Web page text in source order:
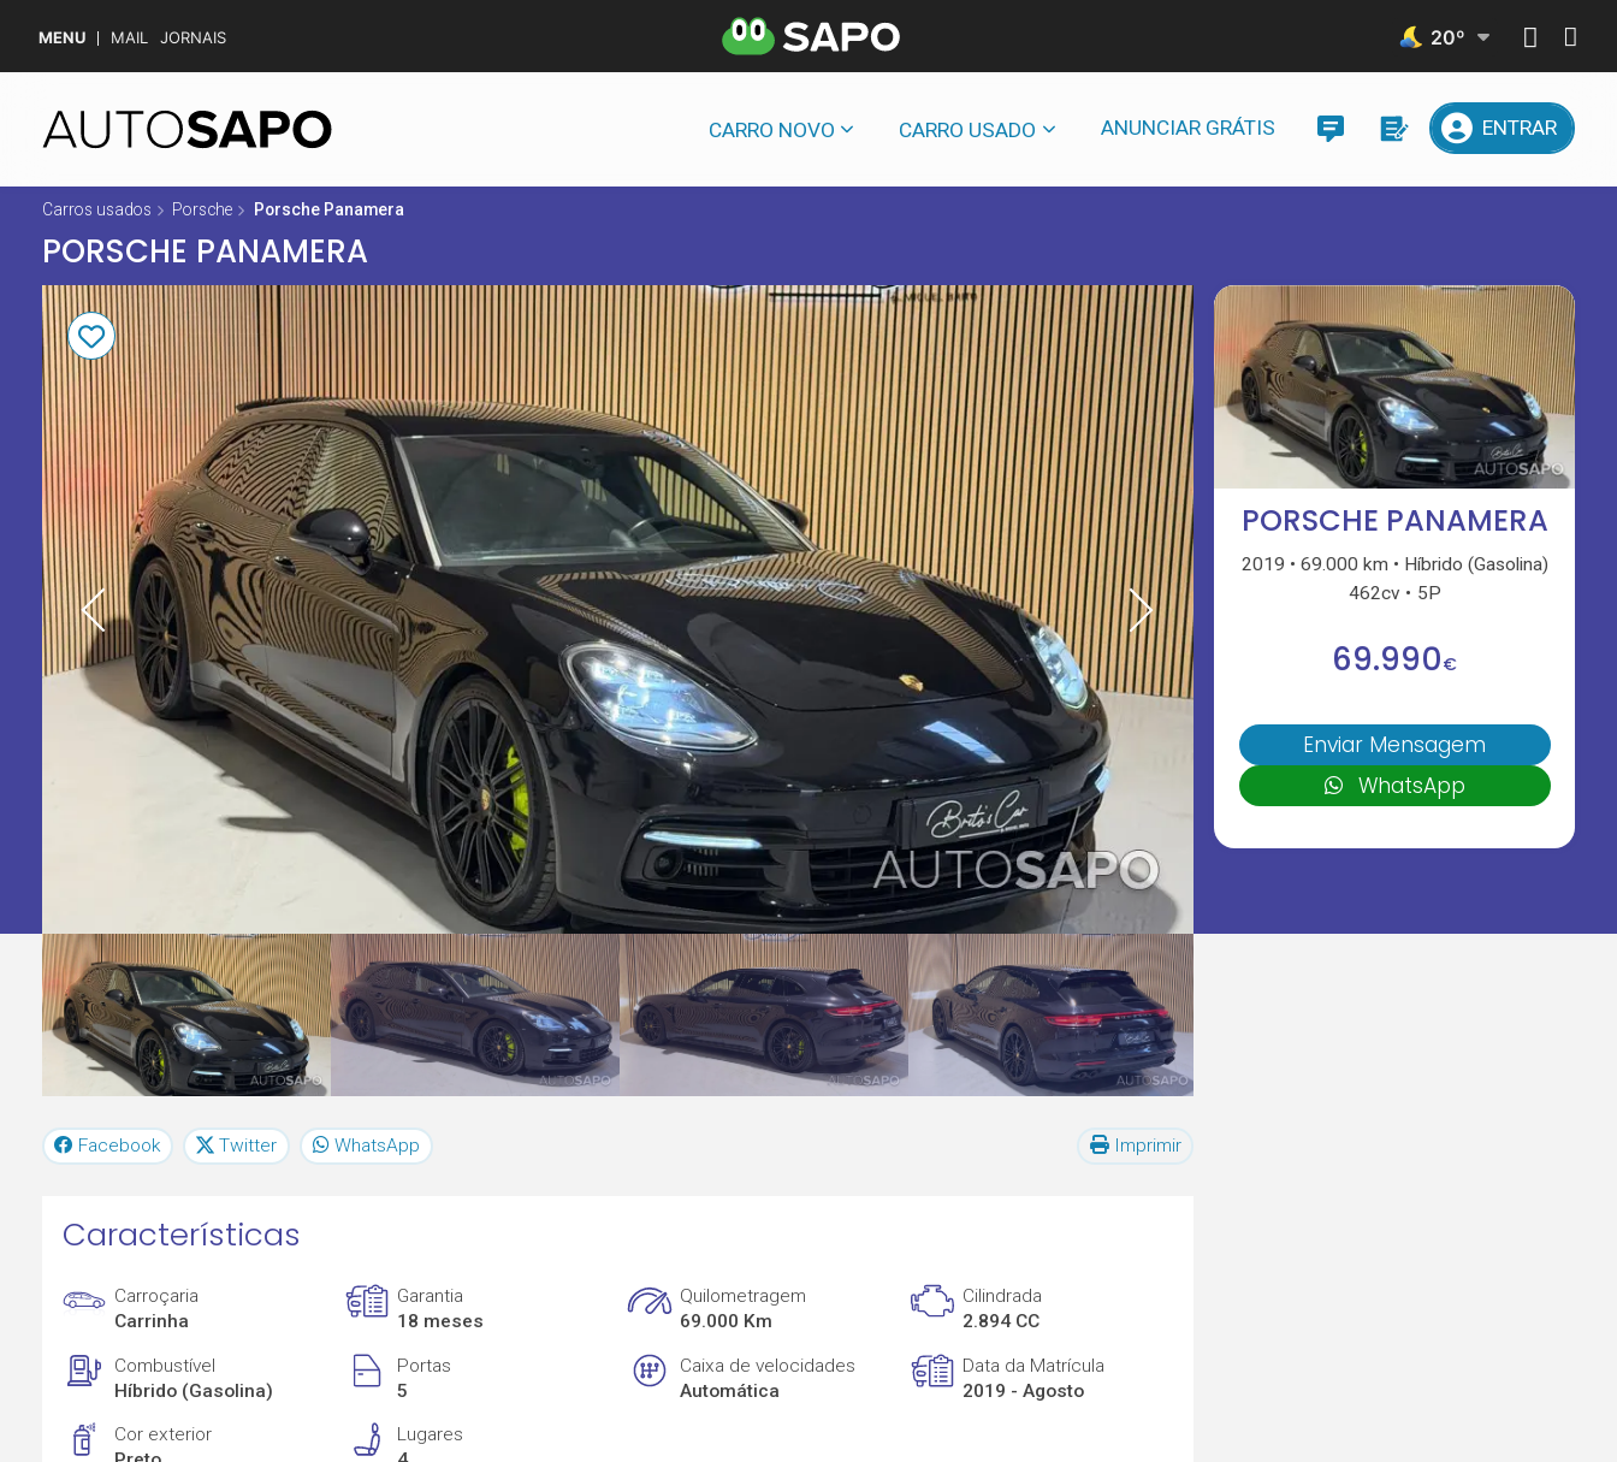
MENU MAIL JORNAIS 20º
CARRO NOVO CARRO USADO ANUNCIAR GRÁTIS ENTRAR
Carros usados Porsche Porsche Panamera
PORSCHE PANAMERA
PORSCHE PANAMERA
2019 69.000 km
Híbrido (Gasolina)
462cv
5P
69.990€
Enviar Mensagem
WhatsApp
Facebook Twitter WhatsApp Imprimir
Características
Carroçaria
Carrinha
Garantia
18 meses
Quilometragem
69.000 Km
Cilindrada
2.894 CC
Combustível
Híbrido (Gasolina)
Portas
5
Caixa de velocidades
Automática
Data da Matrícula
2019 - Agosto
Cor exterior
Lugares